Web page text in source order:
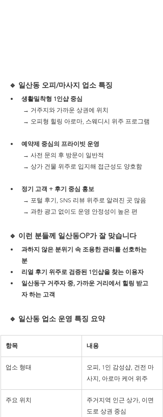
🔹 일산동 오피/마사지 업소 특징
생활밀착형 1인샵 중심
→ 거주지와 가까운 상권에 위치
→ 오피형 힐링 아로마, 스웨디시 위주 프로그램
예약제 중심의 프라이빗 운영
→ 사전 문의 후 방문이 일반적
→ 상가 건물 위주로 입지해 접근성도 양호함
정기 고객 + 후기 중심 홍보
→ 포털 후기, SNS 리뷰 위주로 알려진 곳 많음
→ 과한 광고 없이도 운영 안정성이 높은 편
🔹 이런 분들께 일산동OP가 잘 맞습니다
과하지 않은 분위기 속 조용한 관리를 선호하는
분
리얼 후기 위주로 검증된 1인샵을 찾는 이용자
일산동구 거주자 중, 가까운 거리에서 힐링 받고
자 하는 고객
🔹 일산동 업소 운영 특징 요약
항목 내용
업소 형태
오피, 1인 감성샵, 건전 마
사지, 아로마 케어 위주
주요 위치
주거지역 인근 상가, 이면
도로 상권 중심